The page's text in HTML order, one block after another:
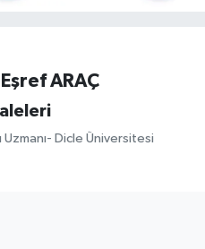
ARAÇ
Uzmanı- Dicle Üniversitesi